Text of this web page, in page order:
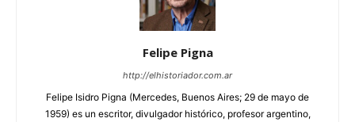
Felipe Pigna
http://elhistoriador.com.ar
Felipe Isidro Pigna (Mercedes, Buenos Aires; 29 de mayo de
1959) es un escritor, divulgador histórico, profesor argentino,